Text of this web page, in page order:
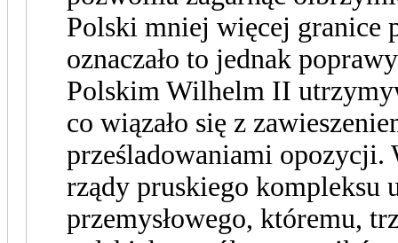
Polski mniej więcej granice
oznaczało to jednak
Polskim Wilhelm II
co wiązało się z
prześladowaniami opozycji.
rządy pruskiego kompleksu
przemysłowego, któremu,